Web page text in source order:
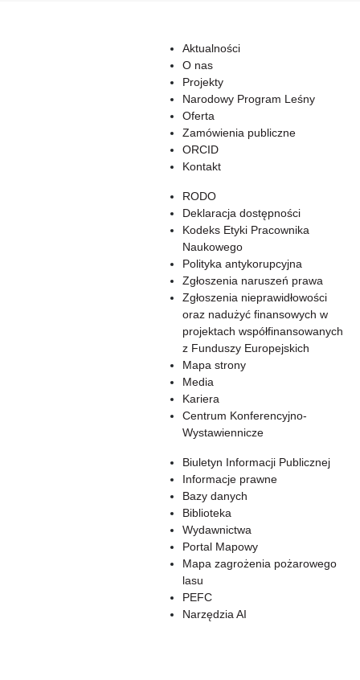
Aktualności
O nas
Projekty
Narodowy Program Leśny
Oferta
Zamówienia publiczne
ORCID
Kontakt
RODO
Deklaracja dostępności
Kodeks Etyki Pracownika
Naukowego
Polityka antykorupcyjna
Zgłoszenia naruszeń prawa
Zgłoszenia nieprawidłowości
oraz nadużyć finansowych w
projektach współfinansowanych
z Funduszy Europejskich
Mapa strony
Media
Kariera
Centrum Konferencyjno-
Wystawiennicze
Biuletyn Informacji Publicznej
Informacje prawne
Bazy danych
Biblioteka
Wydawnictwa
Portal Mapowy
Mapa zagrożenia pożarowego
lasu
PEFC
Narzędzia AI